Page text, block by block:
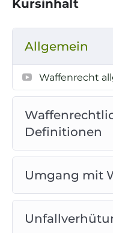
den Jäger in der
und Transportieren,
praxisbezogen
die rechtlichen
eingehalten
Fachgebietes sind
4.4 Jagd, das
Zur Ergänzung
Jägerprüfung“.
erhältlich.
Kursinhalt
Allgemein
Waffenrecht
Definitionen
Umgang mit